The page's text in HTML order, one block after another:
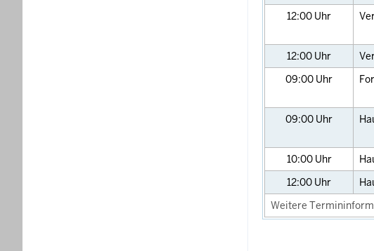
12:00 Uhr
12:00 Uhr
09:00 Uhr
09:00 Uhr
10:00 Uhr
12:00 Uhr
Weitere